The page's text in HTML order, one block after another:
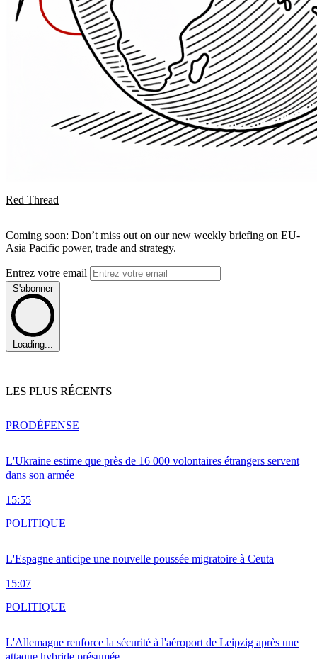
Red Thread
Coming soon: Don’t miss out on our new weekly briefing on EU-
Asia Pacific power, trade and strategy.
Entrez votre email
S'abonner
Loading...
LES PLUS RÉCENTS
L'Ukraine estime que près de 16 000 volontaires étrangers servent
dans son armée
15:55
PRODÉFENSE
L'Espagne anticipe une nouvelle poussée migratoire à Ceuta
15:07
POLITIQUE
L'Allemagne renforce la sécurité à l'aéroport de Leipzig après une
POLITIQUE